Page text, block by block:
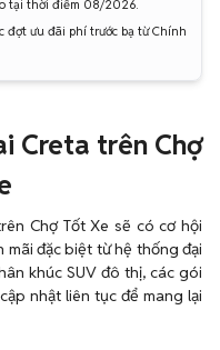
tại thời điểm 08/2026.
đợt ưu đãi phí trước bạ từ Chính
Creta trên Chợ
Chợ Tốt Xe sẽ có cơ hội
đặc biệt từ hệ thống đại
khúc SUV đô thị, các gói
nhật liên tục để mang lại